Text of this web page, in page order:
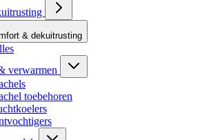
& dekuitrusting
verwarmen
toebehoren